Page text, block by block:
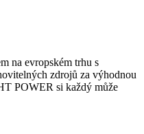
na evropském trhu s
zdrojů za výhodnou
POWER si každý může